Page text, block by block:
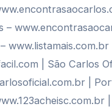
–
www.listamais.com.br
| São Carlos
|